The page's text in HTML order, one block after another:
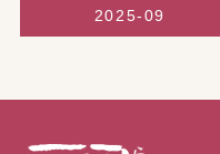
2025-09